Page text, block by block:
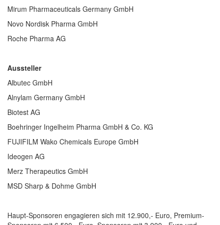
Mirum Pharmaceuticals Germany GmbH
Novo Nordisk Pharma GmbH
Roche Pharma AG
Aussteller
Albutec GmbH
Alnylam Germany GmbH
Biotest AG
Boehringer Ingelheim Pharma GmbH & Co. KG
FUJIFILM Wako Chemicals Europe GmbH
Ideogen AG
Merz Therapeutics GmbH
MSD Sharp & Dohme GmbH
Haupt-Sponsoren engagieren sich mit 12.900,- Euro, Premium-